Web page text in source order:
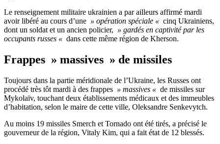
Le renseignement militaire ukrainien a par ailleurs affirmé mardi
avoir libéré au cours d’une » opération spéciale « cinq Ukrainiens,
dont un soldat et un ancien policier, » gardés en captivité par les
occupants russes « dans cette même région de Kherson.
Frappes » massives » de missiles
Toujours dans la partie méridionale de l’Ukraine, les Russes ont
procédé très tôt mardi à des frappes » massives « de missiles sur
Mykolaïv, touchant deux établissements médicaux et des immeubles
d’habitation, selon le maire de cette ville, Oleksandre Senkevytch.
Au moins 19 missiles Smerch et Tornado ont été tirés, a précisé le
gouverneur de la région, Vitaly Kim, qui a fait état de 12 blessés.